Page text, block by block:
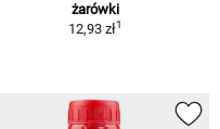
żarówki
12,93 zł1